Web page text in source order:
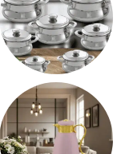
حلل المونيا